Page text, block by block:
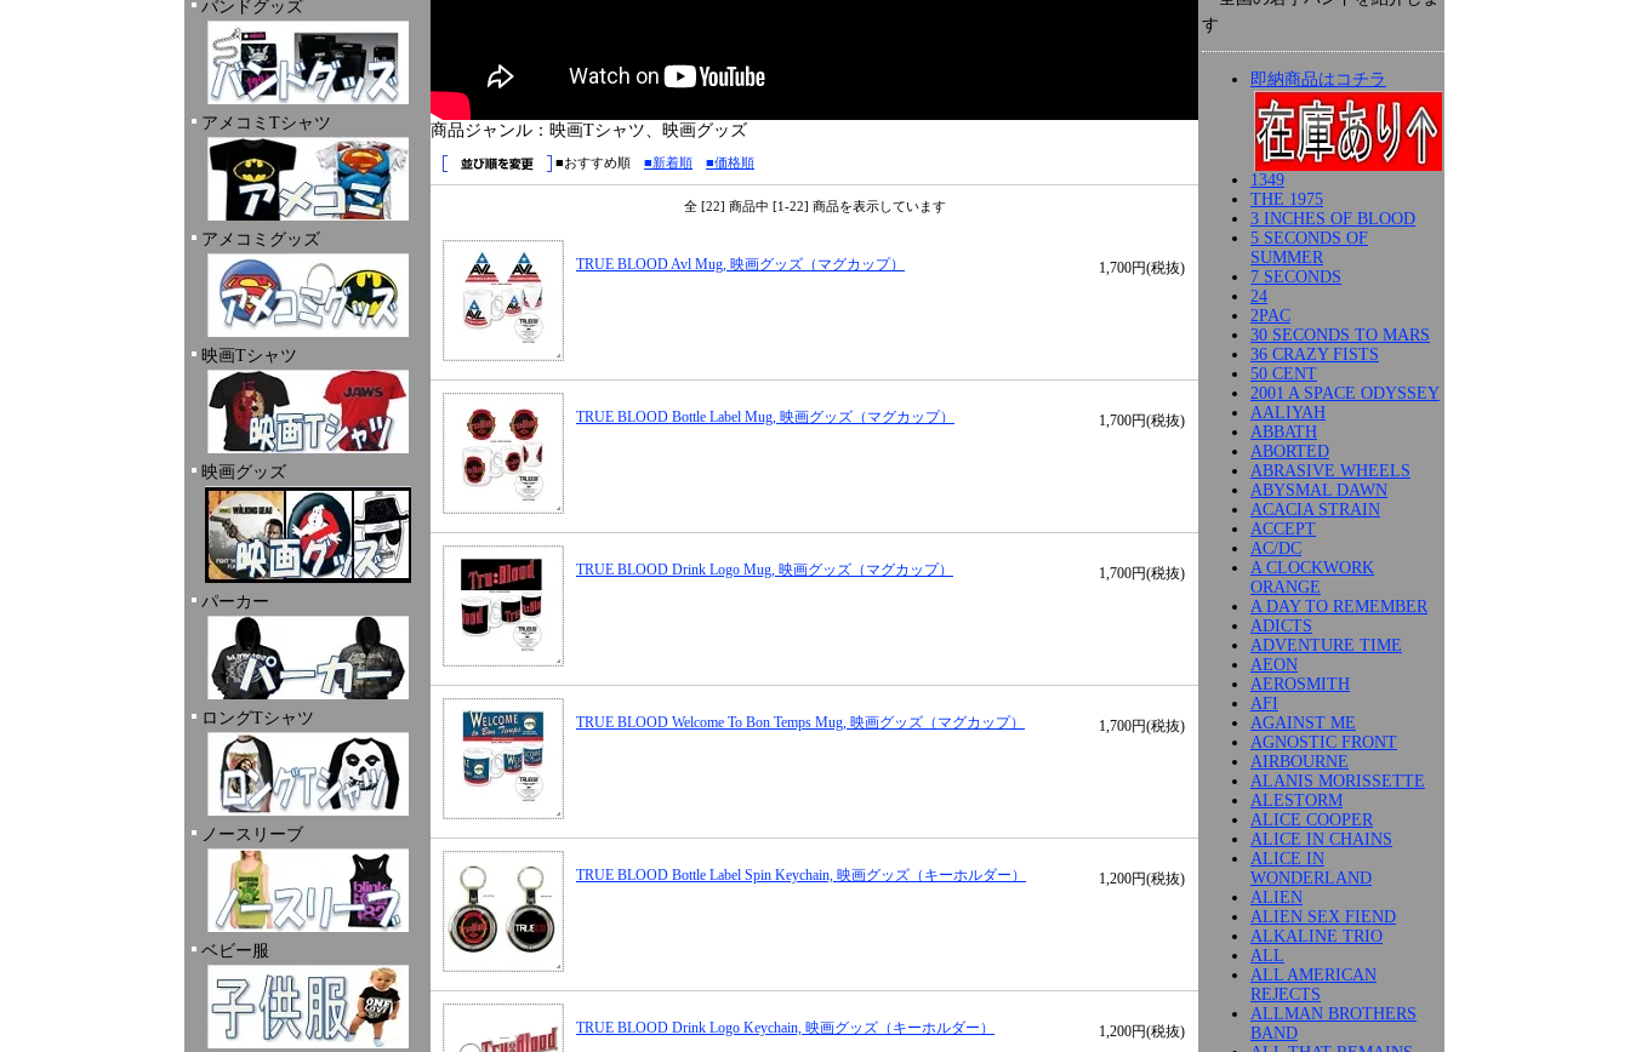
バンドグッズ
アメコミTシャツ
アメコミグッズ
映画Tシャツ
映画グッズ
パーカー
ロングTシャツ
ノースリーブ
ベビー服
商品ジャンル：映画Tシャツ、映画グッズ
■おすすめ順 ■新着順 ■価格順
全 [22] 商品中 [1-22] 商品を表示しています
TRUE BLOOD Avl Mug, 映画グッズ（マグカップ） 1,700円(税抜)
TRUE BLOOD Bottle Label Mug, 映画グッズ（マグカップ） 1,700円(税抜)
TRUE BLOOD Drink Logo Mug, 映画グッズ（マグカップ） 1,700円(税抜)
TRUE BLOOD Welcome To Bon Temps Mug, 映画グッズ（マグカップ） 1,700円(税抜)
TRUE BLOOD Bottle Label Spin Keychain, 映画グッズ（キーホルダー） 1,200円(税抜)
TRUE BLOOD Drink Logo Keychain, 映画グッズ（キーホルダー） 1,200円(税抜)
す
即納商品はコチラ
1349
THE 1975
3 INCHES OF BLOOD
5 SECONDS OF
SUMMER
7 SECONDS
24
2PAC
30 SECONDS TO MARS
36 CRAZY FISTS
50 CENT
2001 A SPACE ODYSSEY
AALIYAH
ABBATH
ABORTED
ABRASIVE WHEELS
ABYSMAL DAWN
ACACIA STRAIN
ACCEPT
AC/DC
A CLOCKWORK
ORANGE
A DAY TO REMEMBER
ADICTS
ADVENTURE TIME
AEON
AEROSMITH
AFI
AGAINST ME
AGNOSTIC FRONT
AIRBOURNE
ALANIS MORISSETTE
ALESTORM
ALICE COOPER
ALICE IN CHAINS
ALICE IN
WONDERLAND
ALIEN
ALIEN SEX FIEND
ALKALINE TRIO
ALL
ALL AMERICAN
REJECTS
ALLMAN BROTHERS
BAND